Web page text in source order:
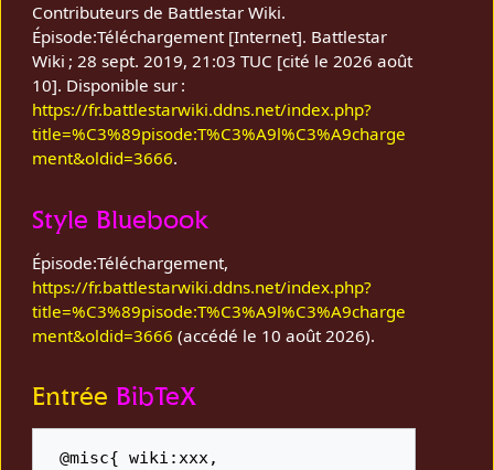
Contributeurs de Battlestar Wiki.
Épisode:Téléchargement [Internet]. Battlestar
Wiki ; 28 sept. 2019, 21:03 TUC [cité le 2026 août
10]. Disponible sur :
https://fr.battlestarwiki.ddns.net/index.php?
title=%C3%89pisode:T%C3%A9l%C3%A9charge
ment&oldid=3666.
Style Bluebook
Épisode:Téléchargement,
https://fr.battlestarwiki.ddns.net/index.php?
title=%C3%89pisode:T%C3%A9l%C3%A9charge
ment&oldid=3666 (accédé le 10 août 2026).
Entrée BibTeX
@misc{ wiki:xxx,